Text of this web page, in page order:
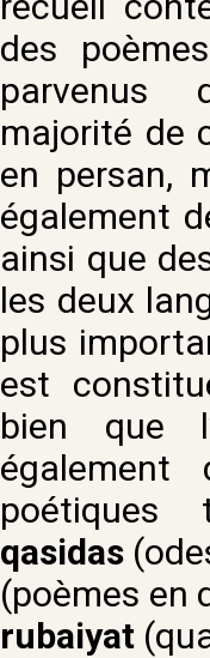
des
parvenus
majorité de
en persan,
également
ainsi que
les deux
plus
est
bien que
également
qasidas
(poèmes en
rubaiyat